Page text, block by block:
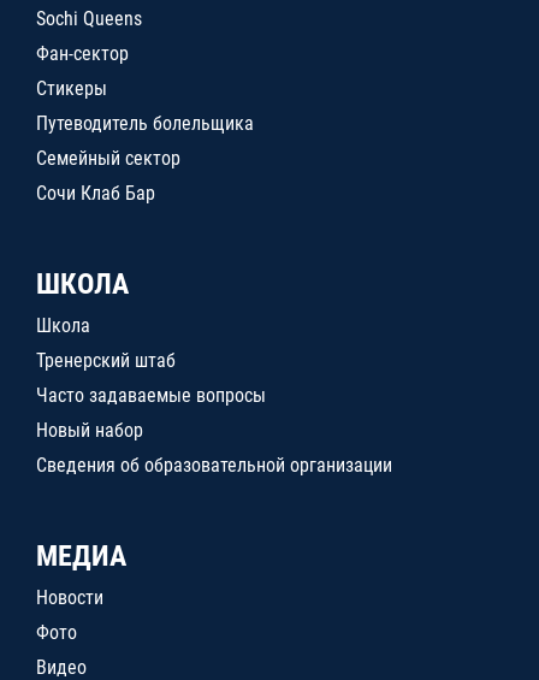
Sochi Queens
Фан-сектор
Стикеры
Путеводитель болельщика
Семейный сектор
Сочи Клаб Бар
ШКОЛА
Школа
Тренерский штаб
Часто задаваемые вопросы
Новый набор
Сведения об образовательной организации
МЕДИА
Новости
Фото
Видео